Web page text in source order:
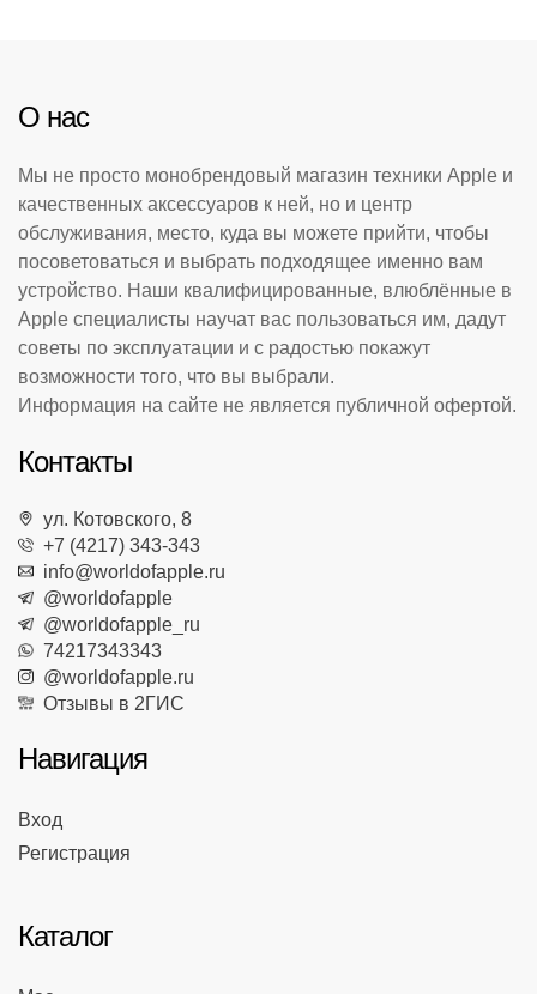
О нас
Мы не просто монобрендовый магазин техники Apple и
качественных аксессуаров к ней, но и центр
обслуживания, место, куда вы можете прийти, чтобы
посоветоваться и выбрать подходящее именно вам
устройство. Наши квалифицированные, влюблённые в
Apple специалисты научат вас пользоваться им, дадут
советы по эксплуатации и с радостью покажут
возможности того, что вы выбрали.
Информация на сайте не является публичной офертой.
Контакты
ул. Котовского, 8
+7 (4217) 343-343
info@worldofapple.ru
@worldofapple
@worldofapple_ru
74217343343
@worldofapple.ru
Отзывы в 2ГИС
Навигация
Вход
Регистрация
Каталог